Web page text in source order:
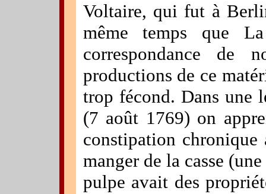
Voltaire, qui fut à
même temps que
correspondance de
productions de ce
trop fécond. Dans une
(7 août 1769) on
constipation
manger de la casse
pulpe avait des